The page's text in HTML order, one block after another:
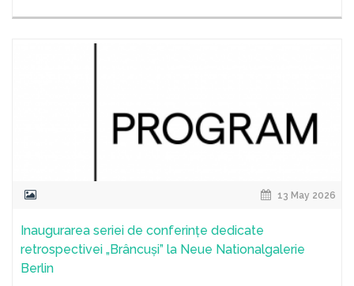
13 May 2026
Inaugurarea seriei de conferințe dedicate
retrospectivei „Brâncuși” la Neue Nationalgalerie
Berlin